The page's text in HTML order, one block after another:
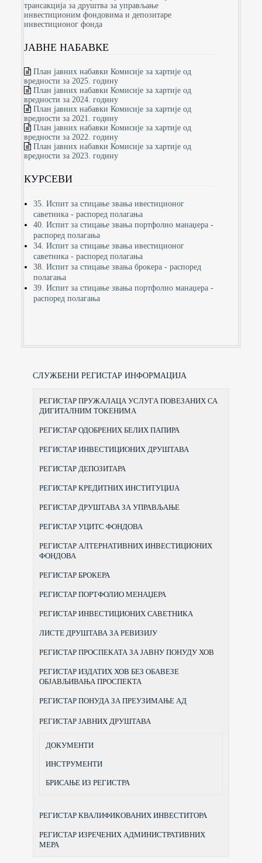
трансакција за друштва за управљање
инвестиционим фондовима и депозитаре
инвестиционог фонда
ЈАВНЕ НАБАВКЕ
План јавних набавки Комисије за хартије од
вредности за 2025. годину
План јавних набавки Комисије за хартије од
вредности за 2024. годину
План јавних набавки Комисије за хартије од
вредности за 2021. годину
План јавних набавки Комисије за хартије од
вредности за 2022. годину
План јавних набавки Комисије за хартије од
вредности за 2023. годину
КУРСЕВИ
35. Испит за стицање звања ивестиционог
саветника - распоред полагања
40. Испит за стицање звања портфолио манаџера -
распоред полагања
34. Испит за стицање звања ивестиционог
саветника - распоред полагања
38. Испит за стицање звања брокера - распоред
полагања
39. Испит за стицање звања портфолио манаџера -
распоред полагања
СЛУЖБЕНИ РЕГИСТАР ИНФОРМАЦИЈА
РЕГИСТАР ПРУЖАЛАЦА УСЛУГА ПОВЕЗАНИХ СА
ДИГИТАЛНИМ ТОКЕНИМА
РЕГИСТАР ОДОБРЕНИХ БЕЛИХ ПАПИРА
РЕГИСТАР ИНВЕСТИЦИОНИХ ДРУШТАВА
РЕГИСТАР ДЕПОЗИТАРА
РЕГИСТАР КРЕДИТНИХ ИНСТИТУЦИЈА
РЕГИСТАР ДРУШТАВА ЗА УПРАВЉАЊЕ
РЕГИСТАР УЦИТС ФОНДОВА
РЕГИСТАР АЛТЕРНАТИВНИХ ИНВЕСТИЦИОНИХ
ФОНДОВА
РЕГИСТАР БРОКЕРА
РЕГИСТАР ПОРТФОЛИО МЕНАЏЕРА
РЕГИСТАР ИНВЕСТИЦИОНИХ САВЕТНИКА
ЛИСТЕ ДРУШТАВА ЗА РЕВИЗИЈУ
РЕГИСТАР ПРОСПЕКАТА ЗА ЈАВНУ ПОНУДУ ХОВ
РЕГИСТАР ИЗДАТИХ ХОВ БЕЗ ОБАВЕЗЕ
ОБЈАВЉИВАЊА ПРОСПЕКТА
РЕГИСТАР ПОНУДА ЗА ПРЕУЗИМАЊЕ АД
РЕГИСТАР ЈАВНИХ ДРУШТАВА
ДОКУМЕНТИ
ИНСТРУМЕНТИ
БРИСАЊЕ ИЗ РЕГИСТРА
РЕГИСТАР КВАЛИФИКОВАНИХ ИНВЕСТИТОРА
РЕГИСТАР ИЗРЕЧЕНИХ АДМИНИСТРАТИВНИХ
МЕРА